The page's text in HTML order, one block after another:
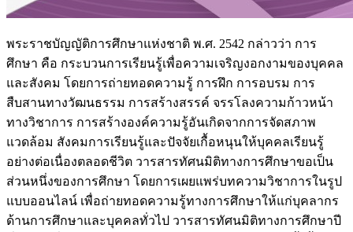
พระราชบัญญัติการศึกษาแห่งชาติ พ.ศ. 2542 กล่าวว่า การ
ศึกษา คือ กระบวนการเรียนรู้เพื่อความเจริญงอกงามของบุคคล
และสังคม โดยการถ่ายทอดความรู้ การฝึก การอบรม การ
สืบสานทางวัฒนธรรม การสร้างสรรค์ จรรโลงความก้าวหน้า
ทางวิชาการ การสร้างองค์ความรู้อันเกิดจากการจัดสภาพ
แวดล้อม สังคมการเรียนรู้และปัจจัยเกื้อหนุนให้บุคคลเรียนรู้
อย่างต่อเนื่องตลอดชีวิต วารสารทัศนมิติทางการศึกษาขอเป็น
ส่วนหนึ่งของการศึกษา โดยการเผยแพร่บทความวิชาการในรูป
แบบออนไลน์ เพื่อถ่ายทอดความรู้ทางการศึกษาให้แก่บุคลากร
ด้านการศึกษาและบุคคลทั่วไป วารสารทัศนมิติทางการศึกษาปี